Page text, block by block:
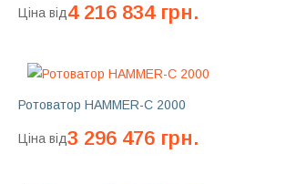
Ціна від4 216 834 грн.
Ротоватор HAMMER-C 2000
Ціна від3 296 476 грн.